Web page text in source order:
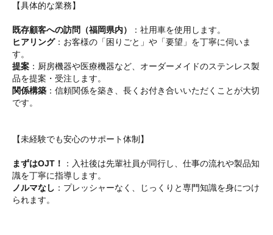
【具体的な業務】
既存顧客への訪問（福岡県内）
：社用車を使用します。
ヒアリング：お客様の「困りごと」や「要望」を丁寧に伺いま
す。
提案 ：厨房機器や医療機器など、オーダーメイドのステンレス製
品を提案・受注します。
関係構築 ：信頼関係を築き、長くお付き合いいただくことが大切
です。
【未経験でも安心のサポート体制】
まずはOJT！
：入社後は先輩社員が同行し、仕事の流れや製品知
識を丁寧に指導します。
ノルマなし ：プレッシャーなく、じっくりと専門知識を身につけ
られます。